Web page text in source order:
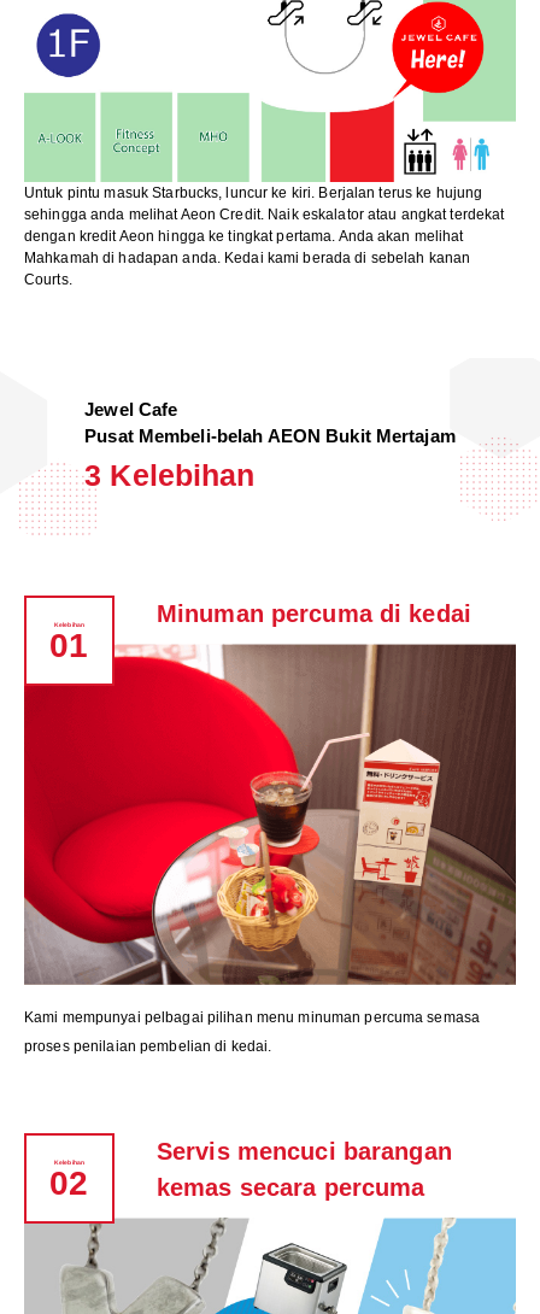
Untuk pintu masuk Starbucks, luncur ke kiri. Berjalan terus ke hujung
sehingga anda melihat Aeon Credit. Naik eskalator atau angkat terdekat
dengan kredit Aeon hingga ke tingkat pertama. Anda akan melihat
Mahkamah di hadapan anda. Kedai kami berada di sebelah kanan
Courts.
Jewel Cafe
Pusat Membeli-belah AEON Bukit Mertajam
3 Kelebihan
Minuman percuma di kedai
Kelebihan
01
Kami mempunyai pelbagai pilihan menu minuman percuma semasa
proses penilaian pembelian di kedai.
Servis mencuci barangan
kemas secara percuma
Kelebihan
02